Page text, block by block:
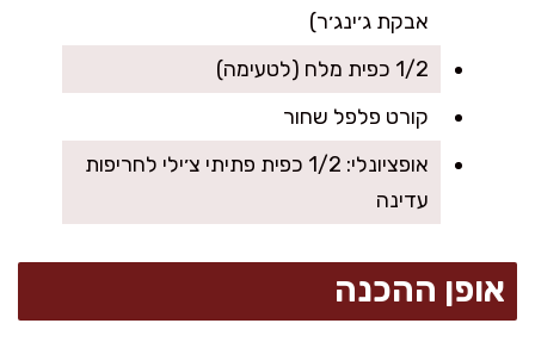
אבקת ג׳ינג׳ר)
1/2 כפית מלח (לטעימה)
קורט פלפל שחור
אופציונלי: 1/2 כפית פתיתי צ׳ילי לחריפות
עדינה
אופן ההכנה